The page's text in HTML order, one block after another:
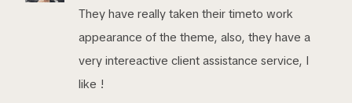
They have really taken their timeto work
appearance of the theme, also, they have a
very intereactive client assistance service, I
like !